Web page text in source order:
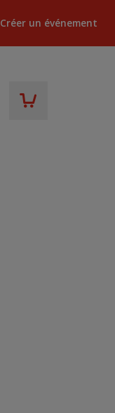
Créer un événement